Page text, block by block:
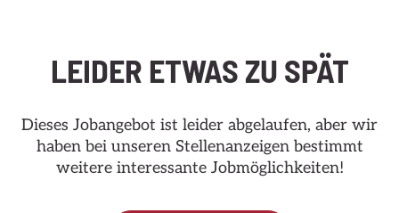
LEIDER ETWAS ZU SPÄT
Dieses Jobangebot ist leider abgelaufen, aber wir
haben bei unseren Stellenanzeigen bestimmt
weitere interessante Jobmöglichkeiten!